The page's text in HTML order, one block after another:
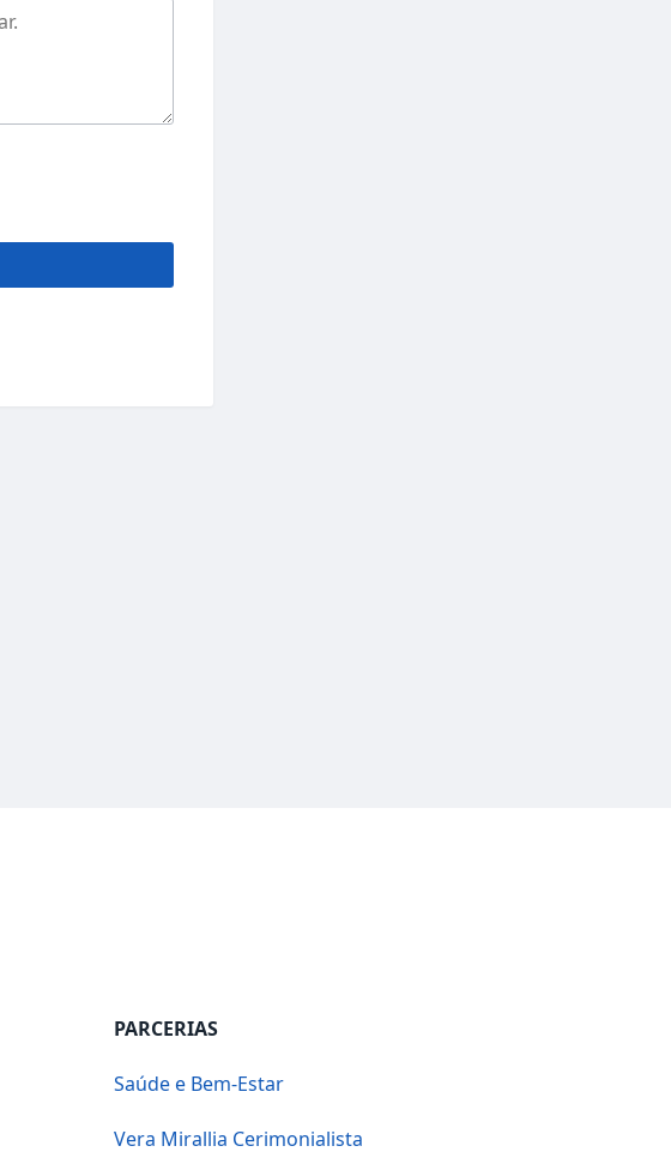
PARCERIAS
Saúde e Bem-Estar
Vera Mirallia Cerimonialista